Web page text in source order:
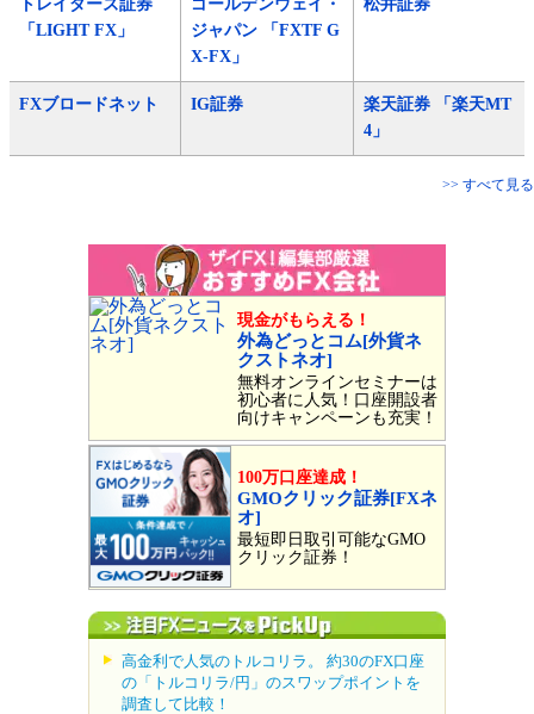
トレイダーズ証券
「LIGHT FX」
ゴールデンウェイ・
ジャパン 「FXTF G
X-FX」
松井証券
FXブロードネット IG証券
楽天証券 「楽天MT
4」
>> すべて見る
現金がもらえる！
外為どっとコム[外貨ネ
クストネオ]
無料オンラインセミナーは
初心者に人気！口座開設者
向けキャンペーンも充実！
100万口座達成！
GMOクリック証券[FXネ
オ]
最短即日取引可能なGMO
クリック証券！
高金利で人気のトルコリラ。 約30のFX口座
の「トルコリラ/円」のスワップポイントを
調査して比較！